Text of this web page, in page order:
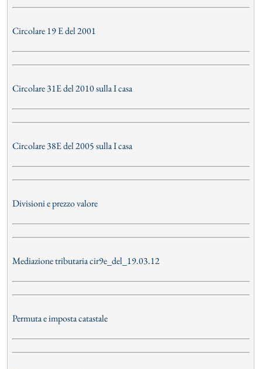
Circolare 19 E del 2001
Circolare 31E del 2010 sulla I casa
Circolare 38E del 2005 sulla I casa
Divisioni e prezzo valore
Mediazione tributaria cir9e_del_19.03.12
Permuta e imposta catastale